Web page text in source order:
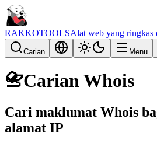
RAKKOTOOLSAlat web yang ringkas
Carian Menu
📇Carian Whois
Cari maklumat Whois
alamat IP